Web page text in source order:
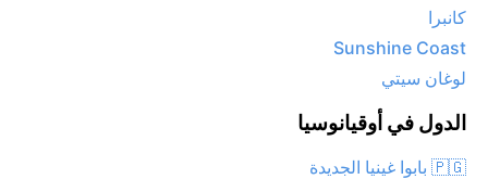
كانبرا
Sunshine Coast
لوغان سيتي
الدول في أوقيانوسيا
🇵🇬 بابوا غينيا الجديدة